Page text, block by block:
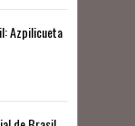
Azpilicueta